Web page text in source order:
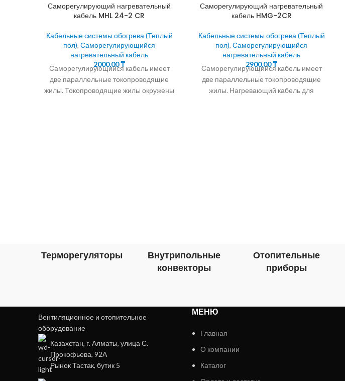
Саморегулирующий нагревательный
кабель MHL 24-2 CR
Кабельные системы обогрева (Теплый
пол), Саморегулирующийся
нагревательный кабель
2000,00₸
Саморегулирующийся кабель имеет
две параллельные токопроводящие
жилы. Токопроводящие жилы окружены
Саморегулирующий нагревательный
кабель HMG-2CR
Кабельные системы обогрева (Теплый
пол), Саморегулирующийся
нагревательный кабель
2900,00₸
Саморегулирующийся кабель имеет
две параллельные токопроводящие
жилы. Нагревающий кабель для
Терморегуляторы
Внутрипольные
конвекторы
Отопительные
приборы
Вентиляционное и отопительное
оборудование
Казахстан, г. Алматы, улица С.
Прокофьева, 92А
Рынок Тастак, бутик 5
МЕНЮ
Главная
О компании
Каталог